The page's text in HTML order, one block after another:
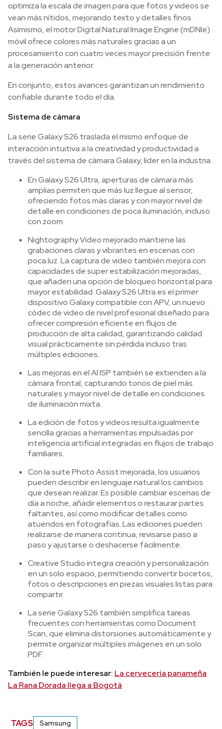
optimiza la escala de imagen para que fotos y videos se
vean más nítidos, mejorando texto y detalles finos.
Asimismo, el motor Digital Natural Image Engine (mDNIe)
móvil ofrece colores más naturales gracias a un
procesamiento con cuatro veces mayor precisión frente
a la generación anterior.
En conjunto, estos avances garantizan un rendimiento
confiable durante todo el día.
Sistema de cámara
La serie Galaxy S26 traslada el mismo enfoque de
interacción intuitiva a la creatividad y productividad a
través del sistema de cámara Galaxy, líder en la industria.
En Galaxy S26 Ultra, aperturas de cámara más
amplias permiten que más luz llegue al sensor,
ofreciendo fotos más claras y con mayor nivel de
detalle en condiciones de poca iluminación, incluso
con zoom.
Nightography Video mejorado mantiene las
grabaciones claras y vibrantes en escenas con
poca luz. La captura de video también mejora con
capacidades de super estabilización mejoradas,
que añaden una opción de bloqueo horizontal para
mayor estabilidad. Galaxy S26 Ultra es el primer
dispositivo Galaxy compatible con APV, un nuevo
códec de video de nivel profesional diseñado para
ofrecer compresión eficiente en flujos de
producción de alta calidad, garantizando calidad
visual prácticamente sin pérdida incluso tras
múltiples ediciones.
Las mejoras en el AI ISP también se extienden a la
cámara frontal, capturando tonos de piel más
naturales y mayor nivel de detalle en condiciones
de iluminación mixta.
La edición de fotos y videos resulta igualmente
sencilla gracias a herramientas impulsadas por
inteligencia artificial integradas en flujos de trabajo
familiares.
Con la suite Photo Assist mejorada, los usuarios
pueden describir en lenguaje natural los cambios
que desean realizar. Es posible cambiar escenas de
día a noche, añadir elementos o restaurar partes
faltantes, así como modificar detalles como
atuendos en fotografías. Las ediciones pueden
realizarse de manera continua, revisarse paso a
paso y ajustarse o deshacerse fácilmente.
Creative Studio integra creación y personalización
en un solo espacio, permitiendo convertir bocetos,
fotos o descripciones en piezas visuales listas para
compartir.
La serie Galaxy S26 también simplifica tareas
frecuentes con herramientas como Document
Scan, que elimina distorsiones automáticamente y
permite organizar múltiples imágenes en un solo
PDF.
También le puede interesar: La cervecería panameña
La Rana Dorada llega a Bogotá
TAGS Samsung